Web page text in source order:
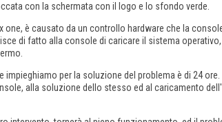
con la schermata con il logo e lo sfondo verde.
one, è causato da un controllo hardware che la
di fatto alla console di caricare il sistema
impieghiamo per la soluzione del problema è di 24
alla soluzione dello stesso ed al caricamento